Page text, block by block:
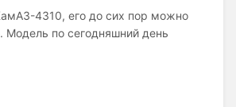
4310, его до сих пор можно
Модель по сегодняшний день